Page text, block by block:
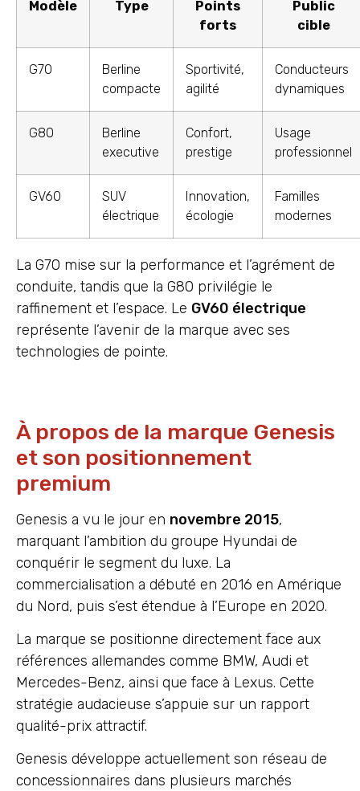
Modèle Type
Points
forts
Public
cible
G70
Berline
compacte
Sportivité,
agilité
Conducteurs
dynamiques
G80
Berline
executive
Confort,
prestige
Usage
professionnel
GV60
SUV
électrique
Innovation,
écologie
Familles
modernes
La G70 mise sur la performance et l’agrément de
conduite, tandis que la G80 privilégie le
raffinement et l’espace. Le GV60 électrique
représente l’avenir de la marque avec ses
technologies de pointe.
À propos de la marque Genesis
et son positionnement
premium
Genesis a vu le jour en novembre 2015,
marquant l’ambition du groupe Hyundai de
conquérir le segment du luxe. La
commercialisation a débuté en 2016 en Amérique
du Nord, puis s’est étendue à l’Europe en 2020.
La marque se positionne directement face aux
références allemandes comme BMW, Audi et
Mercedes-Benz, ainsi que face à Lexus. Cette
stratégie audacieuse s’appuie sur un rapport
qualité-prix attractif.
Genesis développe actuellement son réseau de
concessionnaires dans plusieurs marchés